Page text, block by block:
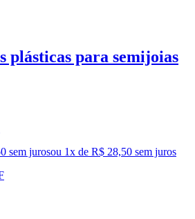
plásticas para semijoias
sem jurosou 1x de R$ 28,50 sem juros